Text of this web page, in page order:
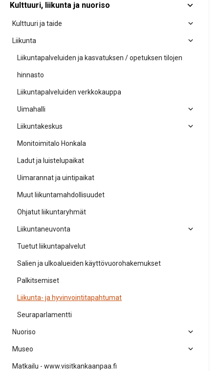
Kulttuuri, liikunta ja nuoriso
Kulttuuri ja taide
Liikunta
Liikuntapalveluiden ja kasvatuksen / opetuksen tilojen
hinnasto
Liikuntapalveluiden verkkokauppa
Uimahalli
Liikuntakeskus
Monitoimitalo Honkala
Ladut ja luistelupaikat
Uimarannat ja uintipaikat
Muut liikuntamahdollisuudet
Ohjatut liikuntaryhmät
Liikuntaneuvonta
Tuetut liikuntapalvelut
Salien ja ulkoalueiden käyttövuorohakemukset
Palkitsemiset
Liikunta- ja hyvinvointitapahtumat
Seuraparlamentti
Nuoriso
Museo
Matkailu - www.visitkankaanpaa.fi